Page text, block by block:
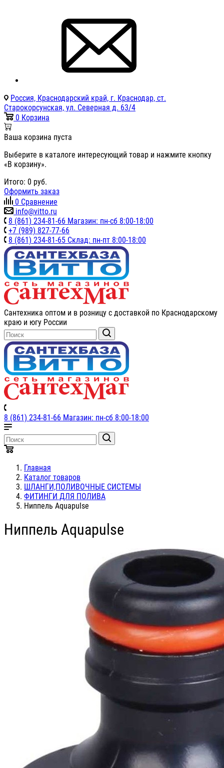
Россия, Краснодарский край, г. Краснодар, ст.
Старокорсунская, ул. Северная д. 63/4
0 Корзина
Ваша корзина пуста
Выберите в каталоге интересующий товар и нажмите кнопку
«В корзину».
Итого: 0 руб.
Оформить заказ
0 Сравнение
info@vitto.ru
8 (861) 234-81-66 Магазин: пн-сб 8:00-18:00
+7 (989) 827-77-66
8 (861) 234-81-65 Склад: пн-пт 8:00-18:00
Сантехника оптом и в розницу с доставкой по Краснодарскому
краю и югу России
8 (861) 234-81-66 Магазин: пн-сб 8:00-18:00
Главная
Каталог товаров
ШЛАНГИ,ПОЛИВОЧНЫЕ СИСТЕМЫ
ФИТИНГИ ДЛЯ ПОЛИВА
Ниппель Aquapulse
Ниппель Aquapulse